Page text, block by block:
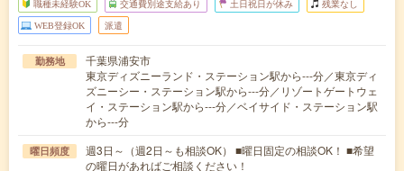
職種未経験OK 交通費別途支給あり 土日祝日が休み 残業なし
WEB登録OK 派遣
勤務地
千葉県浦安市
東京ディズニーランド・ステーション駅から---分／東京ディ
ズニーシー・ステーション駅から---分／リゾートゲートウェ
イ・ステーション駅から---分／ベイサイド・ステーション駅
から---分
曜日頻度
週3日～（週2日～も相談OK） ■曜日固定の相談OK！ ■希望
の曜日があればご相談ください！